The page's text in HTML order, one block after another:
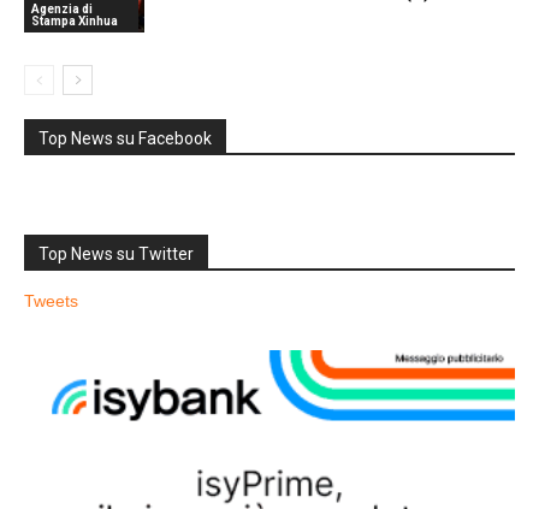
Agenzia di
Stampa Xinhua
Top News su Facebook
Top News su Twitter
Tweets